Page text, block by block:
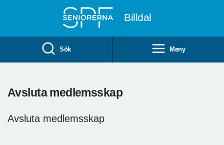
Billdal
Sök Meny
Avsluta medlemsskap
Avsluta medlemsskap